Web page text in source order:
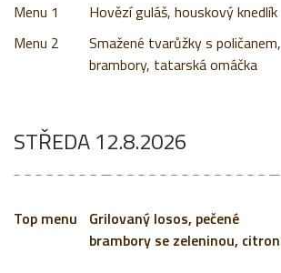
Menu 1
Hovězí guláš, houskový knedlík
Menu 2
Smažené tvarůžky s poličanem,
brambory, tatarská omáčka
STŘEDA 12.8.2026
Grilovaný losos, pečené
brambory se zeleninou, citron